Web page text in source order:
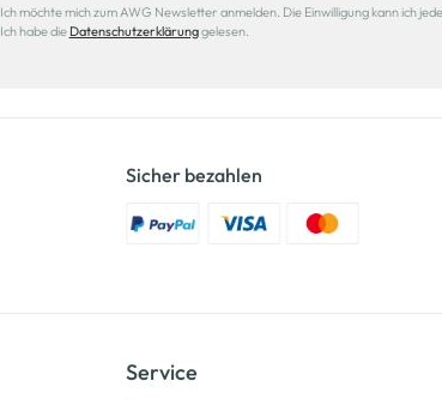
Ich möchte mich zum AWG Newsletter anmelden. Die Einwilligung kann ich
Ich habe die Datenschutzerklärunggelesen.
Sicher bezahlen
Service